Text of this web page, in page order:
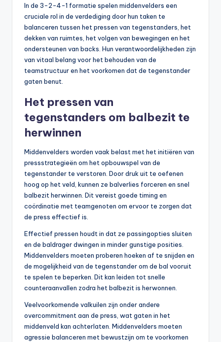
In de 3-2-4-1 formatie spelen middenvelders een
cruciale rol in de verdediging door hun taken te
balanceren tussen het pressen van tegenstanders, het
dekken van ruimtes, het volgen van bewegingen en het
ondersteunen van backs. Hun verantwoordelijkheden zijn
van vitaal belang voor het behouden van de
teamstructuur en het voorkomen dat de tegenstander
gaten benut.
Het pressen van
tegenstanders om balbezit te
herwinnen
Middenvelders worden vaak belast met het initiëren van
pressstrategieën om het opbouwspel van de
tegenstander te verstoren. Door druk uit te oefenen
hoog op het veld, kunnen ze balverlies forceren en snel
balbezit herwinnen. Dit vereist goede timing en
coördinatie met teamgenoten om ervoor te zorgen dat
de press effectief is.
Effectief pressen houdt in dat ze passingopties sluiten
en de baldrager dwingen in minder gunstige posities.
Middenvelders moeten proberen hoeken af te snijden en
de mogelijkheid van de tegenstander om de bal vooruit
te spelen te beperken. Dit kan leiden tot snelle
counteraanvallen zodra het balbezit is herwonnen.
Veelvoorkomende valkuilen zijn onder andere
overcommitment aan de press, wat gaten in het
middenveld kan achterlaten. Middenvelders moeten
agressie balanceren met bewustzijn om te voorkomen